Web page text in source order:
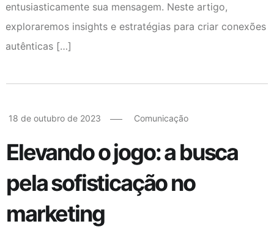
entusiasticamente sua mensagem. Neste artigo,
exploraremos insights e estratégias para criar conexões
autênticas […]
18 de outubro de 2023 Comunicação
Elevando o jogo: a busca
pela sofisticação no
marketing